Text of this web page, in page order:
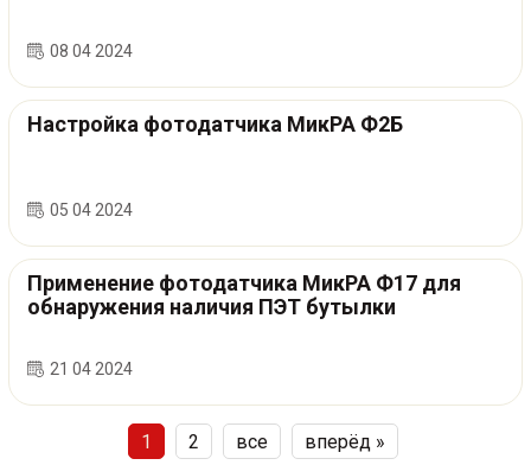
08 04 2024
Настройка фотодатчика МикРА Ф2Б
05 04 2024
Применение фотодатчика МикРА Ф17 для
обнаружения наличия ПЭТ бутылки
21 04 2024
1 2 все вперёд »